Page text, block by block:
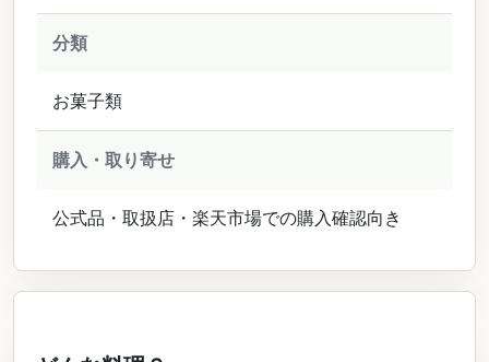
分類
お菓子類
購入・取り寄せ
公式品・取扱店・楽天市場での購入確認向き